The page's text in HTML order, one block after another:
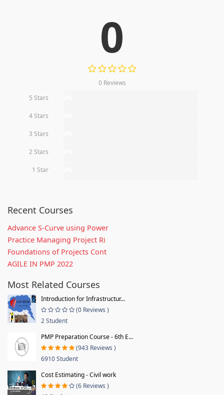
0
0 Reviews
5 Stars
4 Stars
3 Stars
2 Stars
1 Star
Recent Courses
Advance S-Curve using Power
Practice Managing Project Ri
Foundations of Projects Cont
AGILE IN PMP 2022
Most Related Courses
Introduction for Infrastructur...
(0 Reviews )
2 Student
PMP Preparation Course - 6th E...
(943 Reviews )
6910 Student
Cost Estimating - Civil work
(6 Reviews )